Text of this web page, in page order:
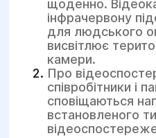
щоденно.
інфрачервону
для людського
висвітлює
камери.
Про
співробітники і
сповіщаються
встановленого